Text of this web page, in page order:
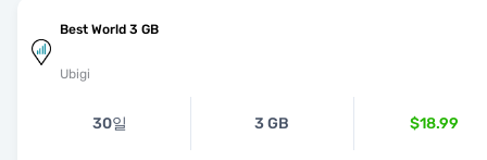
Best World 3 GB
Ubigi
30일 3 GB $18.99